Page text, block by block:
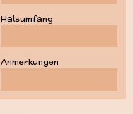
Halsumfang
Anmerkungen